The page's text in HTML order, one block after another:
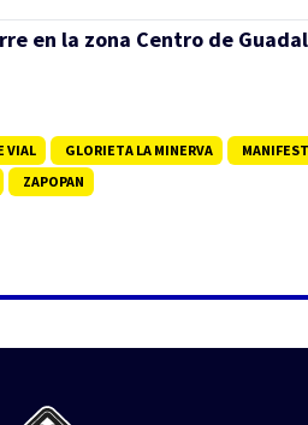
en la zona Centro de
VIAL GLORIETA LA MINERVA
ZAPOPAN